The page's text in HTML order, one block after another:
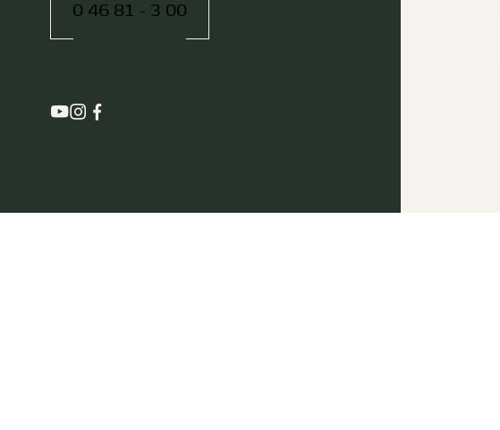
0 46 81 - 3 00